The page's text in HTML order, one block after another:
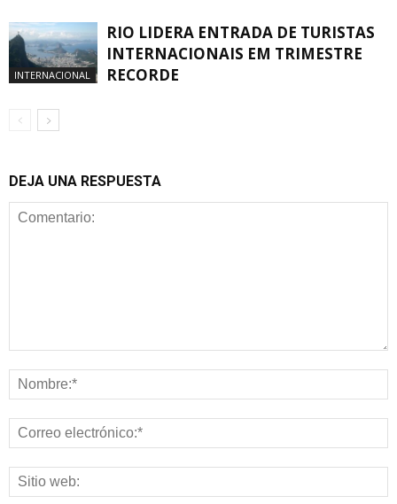
INTERNACIONAL
RIO LIDERA ENTRADA DE TURISTAS
INTERNACIONAIS EM TRIMESTRE
RECORDE
DEJA UNA RESPUESTA